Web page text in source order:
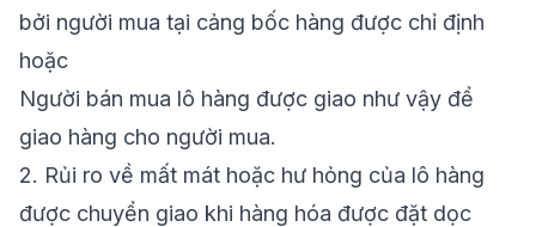
bởi người mua tại cảng bốc hàng được chỉ định
hoặc
Người bán mua lô hàng được giao như vậy để
giao hàng cho người mua.
2. Rủi ro về mất mát hoặc hư hỏng của lô hàng
được chuyển giao khi hàng hóa được đặt dọc